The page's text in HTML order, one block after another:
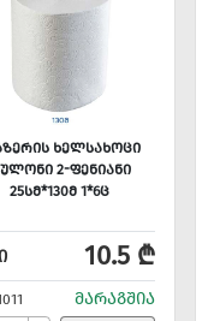
ᲮᲔᲚᲡᲐᲮᲝᲪᲘ
2-ᲤᲔᲜᲘᲐᲜᲘ
25ᲡᲛ*130Მ 1*6Ც
10.5 ₾
ᲛᲐᲠᲐᲒᲨᲘᲐ